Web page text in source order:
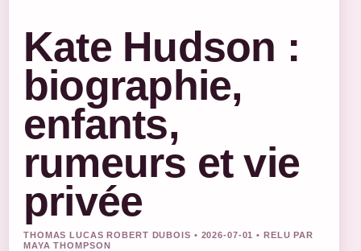
Kate Hudson :
biographie,
enfants,
rumeurs et vie
privée
THOMAS LUCAS ROBERT DUBOIS • 2026-07-01 • RELU PAR
MAYA THOMPSON